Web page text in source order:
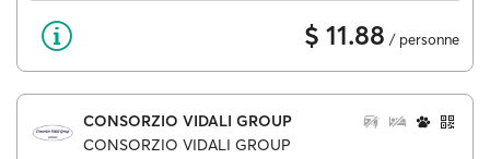
$ 11.88 / personne
CONSORZIO VIDALI GROUP
CONSORZIO VIDALI GROUP